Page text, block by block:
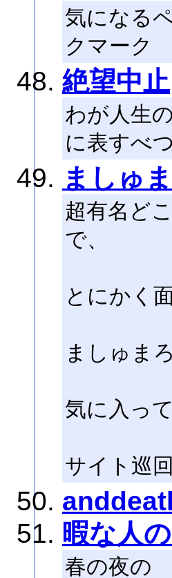
気になる
クマーク
絶望中止
わが人生
に表すべ
ましゅ
超有名ど
で、
とにかく
ましゅま
気に入っ
サイト巡
暇な人
春の夜の